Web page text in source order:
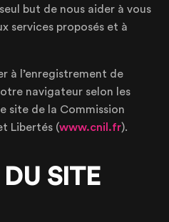
but de nous aider à vous
services proposés et à
à l’enregistrement de
navigateur selon les
site de la Commission
Libertés (www.cnil.fr).
SITE